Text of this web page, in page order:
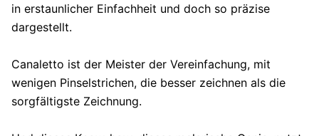
in erstaunlicher Einfachheit und doch so präzise
dargestellt.
Canaletto ist der Meister der Vereinfachung, mit
wenigen Pinselstrichen, die besser zeichnen als die
sorgfältigste Zeichnung.